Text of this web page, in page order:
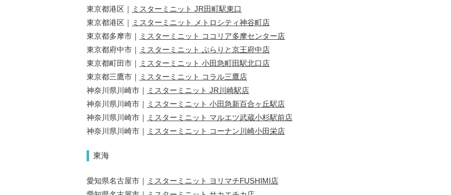
東京都港区｜ ミスターミニット JR田町駅東口
東京都港区｜ ミスターミニット メトロシティ神谷町店
東京都多摩市｜ ミスターミニット ココリア多摩センター店
東京都府中市｜ ミスターミニット ぷらりと京王府中店
東京都町田市｜ ミスターミニット 小田急町田駅北口店
東京都三鷹市｜ ミスターミニット コラル三鷹店
神奈川県川崎市｜ ミスターミニット JR川崎駅店
神奈川県川崎市｜ ミスターミニット 小田急新百合ヶ丘駅店
神奈川県川崎市｜ ミスターミニット マルエツ武蔵小杉駅前店
神奈川県川崎市｜ ミスターミニット コーナン川崎小田栄店
東海
愛知県名古屋市｜ ミスターミニット ヨリマチFUSHIMI店